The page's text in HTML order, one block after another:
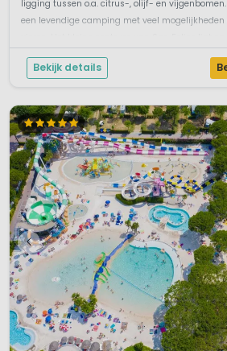
ligging tussen o.a. citrus-, olijf- en
een levendige camping met veel
Bekijk details